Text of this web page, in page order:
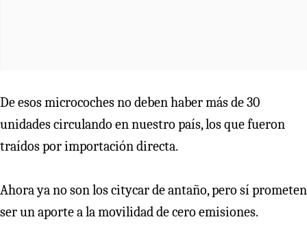
De esos microcoches no deben haber más de 30
unidades circulando en nuestro país, los que fueron
traídos por importación directa.
Ahora ya no son los citycar de antaño, pero sí prometen
ser un aporte a la movilidad de cero emisiones.